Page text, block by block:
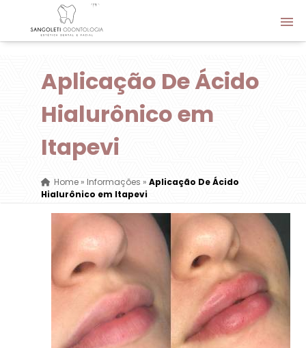
Aplicação De Ácido
Hialurônico em
Itapevi
Home» Informações » Aplicação De Ácido
Hialurônico em Itapevi